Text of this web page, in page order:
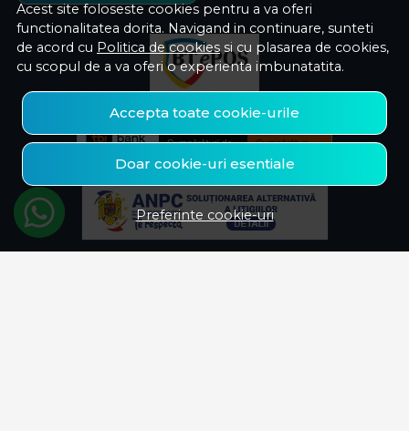
Acest site foloseste cookies pentru a va oferi
functionalitatea dorita. Navigand in continuare, sunteti
de acord cu Politica de cookies si cu plasarea de cookies,
cu scopul de a va oferi o experienta imbunatatita.
Accepta toate cookie-urile
Doar cookie-uri esentiale
Preferinte cookie-uri